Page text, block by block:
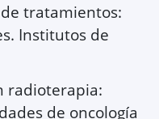
tratamientos:
Institutos de
radioterapia:
de oncología